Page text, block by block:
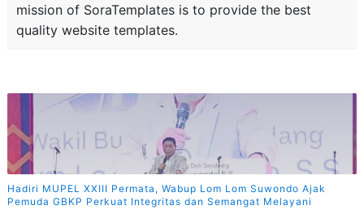
mission of SoraTemplates is to provide the best
quality website templates.
Hadiri MUPEL XXIII Permata, Wabup Lom Lom Suwondo Ajak
Pemuda GBKP Perkuat Integritas dan Semangat Melayani